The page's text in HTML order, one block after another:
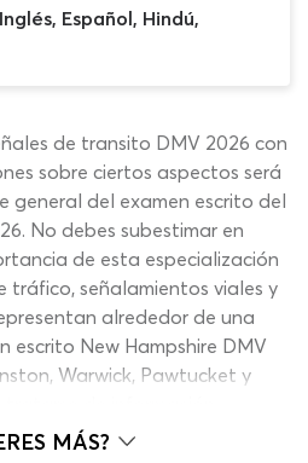
Inglés, Español, Hindú,
de transito DMV 2026 con
sobre ciertos aspectos será
general del examen escrito del
No debes subestimar en
de esta especialización
tráfico, señalamientos viales y
alrededor de una
escrito New Hampshire DMV
Warwick, Pawtucket y
de información
prácticos que requieren
MÁS?